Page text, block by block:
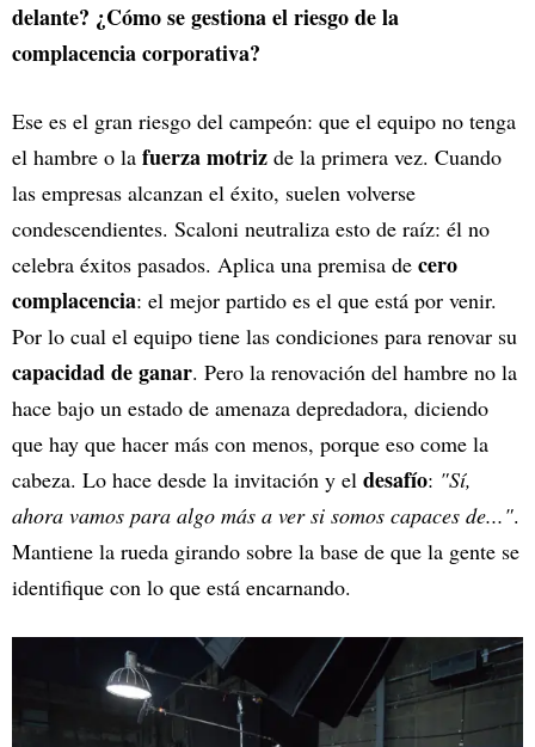
delante? ¿Cómo se gestiona el riesgo de la
complacencia corporativa?
Ese es el gran riesgo del campeón: que el equipo no tenga
el hambre o la fuerza motriz de la primera vez. Cuando
las empresas alcanzan el éxito, suelen volverse
condescendientes. Scaloni neutraliza esto de raíz: él no
celebra éxitos pasados. Aplica una premisa de cero
complacencia: el mejor partido es el que está por venir.
Por lo cual el equipo tiene las condiciones para renovar su
capacidad de ganar. Pero la renovación del hambre no la
hace bajo un estado de amenaza depredadora, diciendo
que hay que hacer más con menos, porque eso come la
cabeza. Lo hace desde la invitación y el desafío: "Sí,
ahora vamos para algo más a ver si somos capaces de...".
Mantiene la rueda girando sobre la base de que la gente se
identifique con lo que está encarnando.